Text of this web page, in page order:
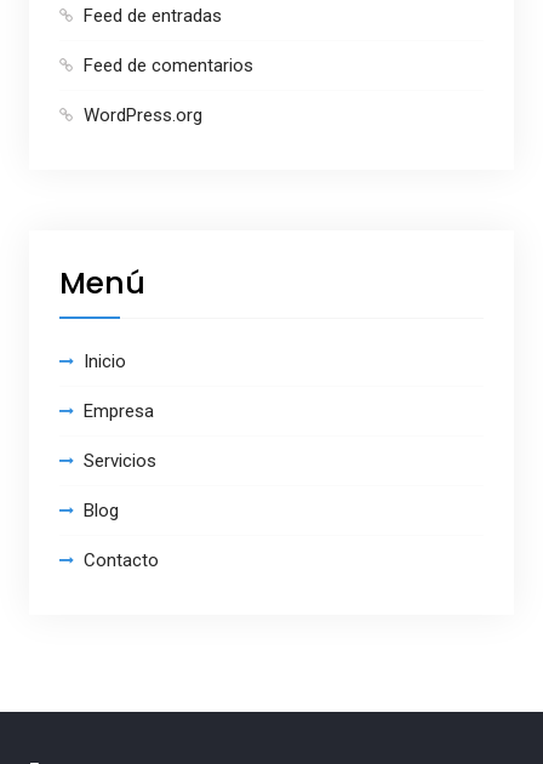
Feed de entradas
Feed de comentarios
WordPress.org
Menú
Inicio
Empresa
Servicios
Blog
Contacto